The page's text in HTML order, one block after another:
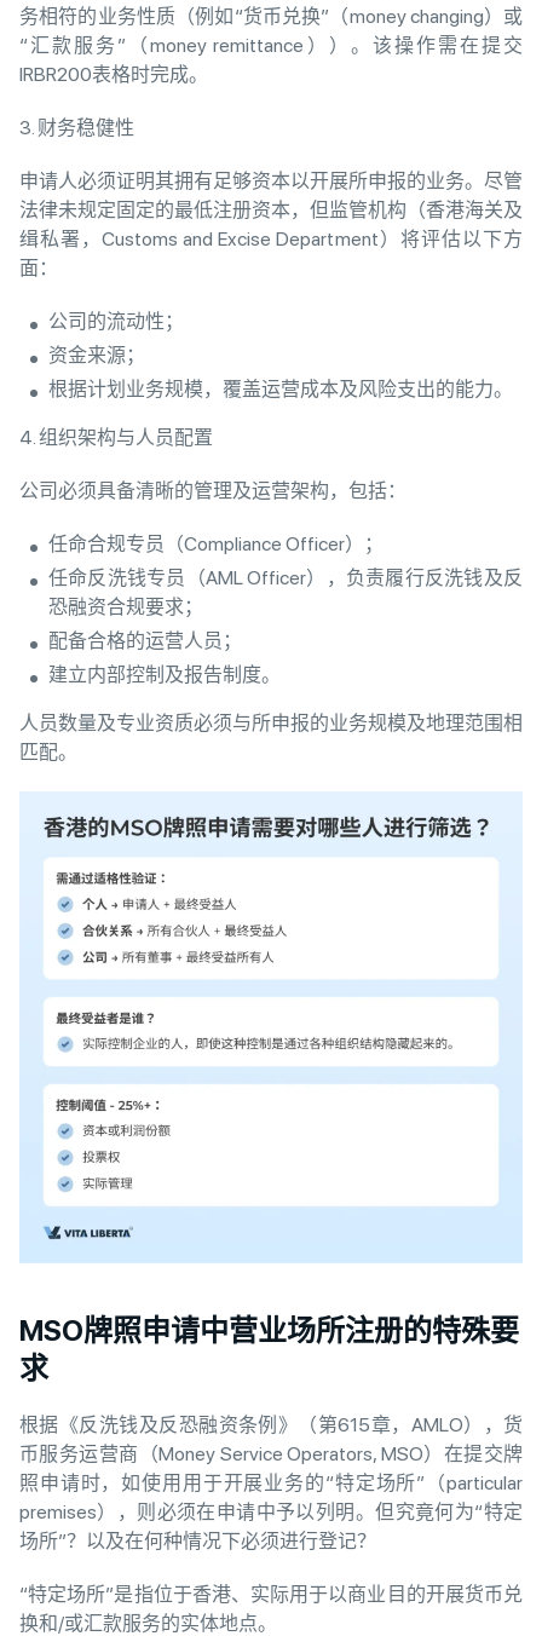
务相符的业务性质（例如“货币兑换”（money changing）或
“汇款服务”（money remittance））。该操作需在提交
IRBR200表格时完成。
3. 财务稳健性
申请人必须证明其拥有足够资本以开展所申报的业务。尽管
法律未规定固定的最低注册资本，但监管机构（香港海关及
缉私署，Customs and Excise Department）将评估以下方
面：
公司的流动性；
资金来源；
根据计划业务规模，覆盖运营成本及风险支出的能力。
4. 组织架构与人员配置
公司必须具备清晰的管理及运营架构，包括：
任命合规专员（Compliance Officer）；
任命反洗钱专员（AML Officer），负责履行反洗钱及反
恐融资合规要求；
配备合格的运营人员；
建立内部控制及报告制度。
人员数量及专业资质必须与所申报的业务规模及地理范围相
匹配。
MSO牌照申请中营业场所注册的特殊要
求
根据《反洗钱及反恐融资条例》（第615章，AMLO），货
币服务运营商（Money Service Operators, MSO）在提交牌
照申请时，如使用用于开展业务的“特定场所”（particular
premises），则必须在申请中予以列明。但究竟何为“特定
场所”？以及在何种情况下必须进行登记？
“特定场所”是指位于香港、实际用于以商业目的开展货币兑
换和/或汇款服务的实体地点。